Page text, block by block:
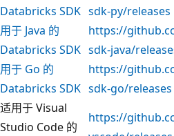
Databricks SDK sdk-py/releases
用于 Java 的
Databricks SDK
https://
sdk-java/
用于 Go 的
Databricks SDK
https://
sdk-go/releases
适用于 Visual
Studio Code 的
https://